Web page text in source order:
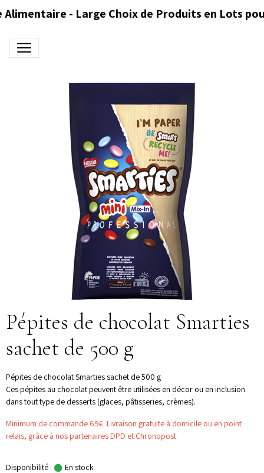
Alimentaire - Large Choix de Produits en Lots
Pépites de chocolat Smarties
sachet de 500 g
Pépites de chocolat Smarties sachet de 500 g
Ces pépites au chocolat peuvent être utilisées en décor ou en inclusion
dans tout type de desserts (glaces, pâtisseries, crèmes).
Minimum de commande 69€. Livraison gratuite à domicile ou en point
relais, grâce à nos partenaires DPD et Chronopost.
Disponibilité : En stock